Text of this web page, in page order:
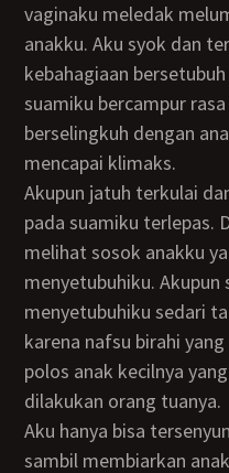
vaginaku meledak
anakku. Aku syok dan
kebahagiaan
suamiku bercampur
berselingkuh dengan
mencapai klimaks.
Akupun jatuh terkulai dan ciuman dan rangkulanku
pada suamiku terlepas.
melihat sosok anakku
menyetubuhiku. Akupun
menyetubuhiku sedari
karena nafsu birahi
polos anak kecilnya
dilakukan orang tuanya.
Aku hanya bisa tersenyum dan membelai rambutnya
sambil membiarkan